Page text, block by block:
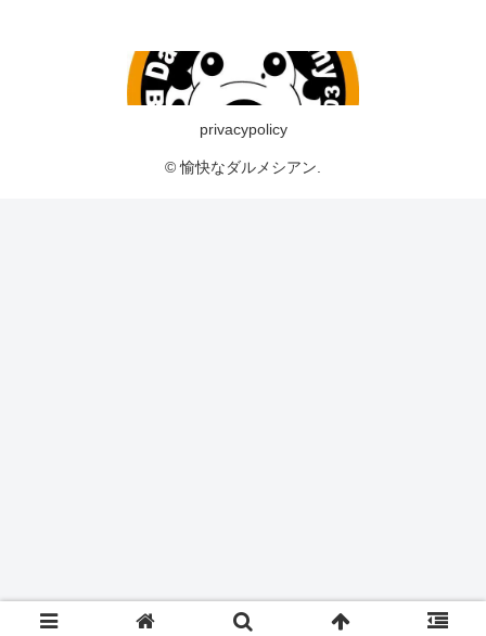
privacypolicy
© 愉快なダルメシアン.